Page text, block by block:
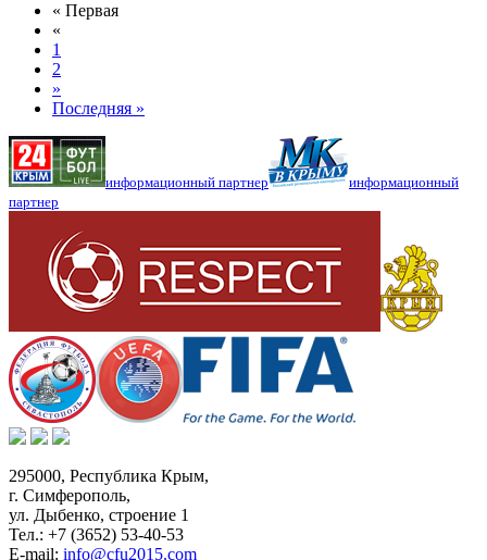
« Первая
«
1
2
»
Последняя »
информационный партнер
информационный
партнер
295000, Республика Крым,
г. Симферополь,
ул. Дыбенко, строение 1
Тел.: +7 (3652) 53-40-53
E-mail: info@cfu2015.com